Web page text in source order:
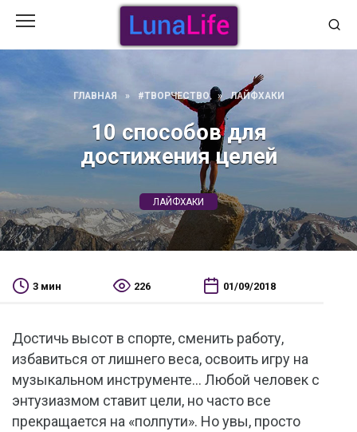
содержанию
ГЛАВНАЯ » #ТВОРЧЕСТВО » ЛАЙФХАКИ
10 способов для
достижения целей
ЛАЙФХАКИ
3 мин 226 01/09/2018
Достичь высот в спорте, сменить работу,
избавиться от лишнего веса, освоить игру на
музыкальном инструменте… Любой человек с
энтузиазмом ставит цели, но часто все
прекращается на «полпути». Но увы, просто